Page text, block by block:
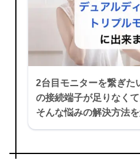
2台目モニターを繋ぎた
の接続端子が足りなく
そんな悩みの解決方法